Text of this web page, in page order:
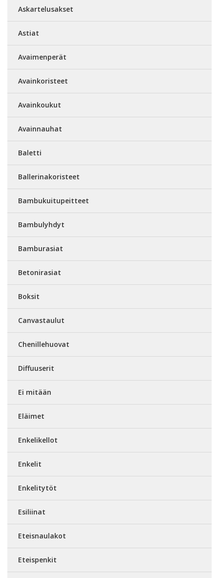
Askartelusakset
Astiat
Avaimenperät
Avainkoristeet
Avainkoukut
Avainnauhat
Baletti
Ballerinakoristeet
Bambukuitupeitteet
Bambulyhdyt
Bamburasiat
Betonirasiat
Boksit
Canvastaulut
Chenillehuovat
Diffuuserit
Ei mitään
Eläimet
Enkelikellot
Enkelit
Enkelitytöt
Esiliinat
Eteisnaulakot
Eteispenkit